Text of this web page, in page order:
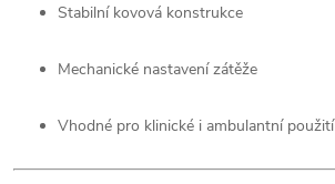
Stabilní kovová konstrukce
Mechanické nastavení zátěže
Vhodné pro klinické i ambulantní použití